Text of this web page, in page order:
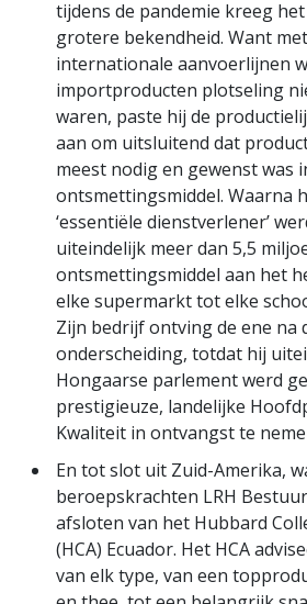
tijdens de pandemie kreeg
grotere bekendheid. Want
internationale aanvoerlijnen
importproducten plotseling
waren, paste hij de
aan om uitsluitend dat
meest nodig en gewenst was
ontsmettingsmiddel. Waarna
‘essentiële dienstverlener’
uiteindelijk meer dan 5,5
ontsmettingsmiddel aan het
elke supermarkt tot elke
Zijn bedrijf ontving de ene na
onderscheiding, totdat hij
Hongaarse parlement werd
prestigieuze, landelijke
Kwaliteit in ontvangst te
En tot slot uit Zuid-Amerika,
beroepskrachten LRH
afsloten van het Hubbard
(HCA) Ecuador. Het HCA
van elk type, van een